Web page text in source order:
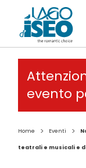
evento
Home > Eventi >
teatrali e musicali e